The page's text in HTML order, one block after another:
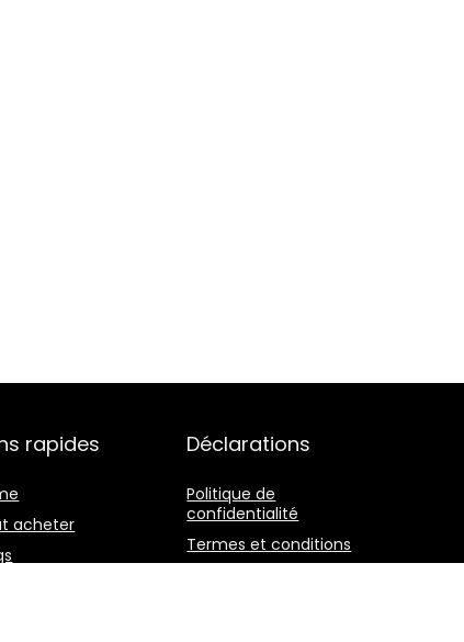
rapides
acheter
Déclarations
Politique de
confidentialité
Termes et conditions